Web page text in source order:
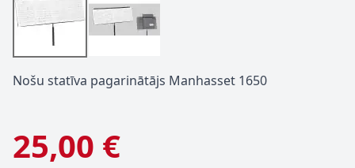
Nošu statīva pagarinātājs Manhasset 1650
25,00 €